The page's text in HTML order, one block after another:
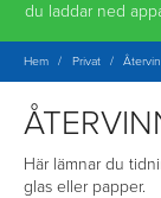
du laddar ned
Hem / Privat /
Här lämnar du
glas eller papper.